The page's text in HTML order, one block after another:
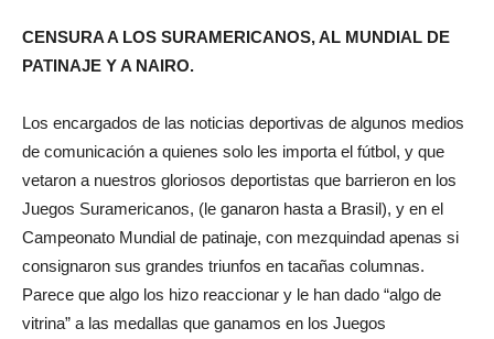
CENSURA A LOS SURAMERICANOS, AL MUNDIAL DE
PATINAJE Y A NAIRO.
Los encargados de las noticias deportivas de algunos medios
de comunicación a quienes solo les importa el fútbol, y que
vetaron a nuestros gloriosos deportistas que barrieron en los
Juegos Suramericanos, (le ganaron hasta a Brasil), y en el
Campeonato Mundial de patinaje, con mezquindad apenas si
consignaron sus grandes triunfos en tacañas columnas.
Parece que algo los hizo reaccionar y le han dado “algo de
vitrina” a las medallas que ganamos en los Juegos